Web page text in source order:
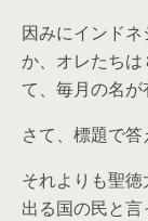
因みにインド
か、オレたち
て、毎月の名が
さて、標題で
それよりも聖
出る国の民と言